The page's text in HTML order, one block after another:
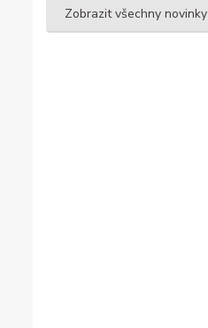
Zobrazit všechny novinky